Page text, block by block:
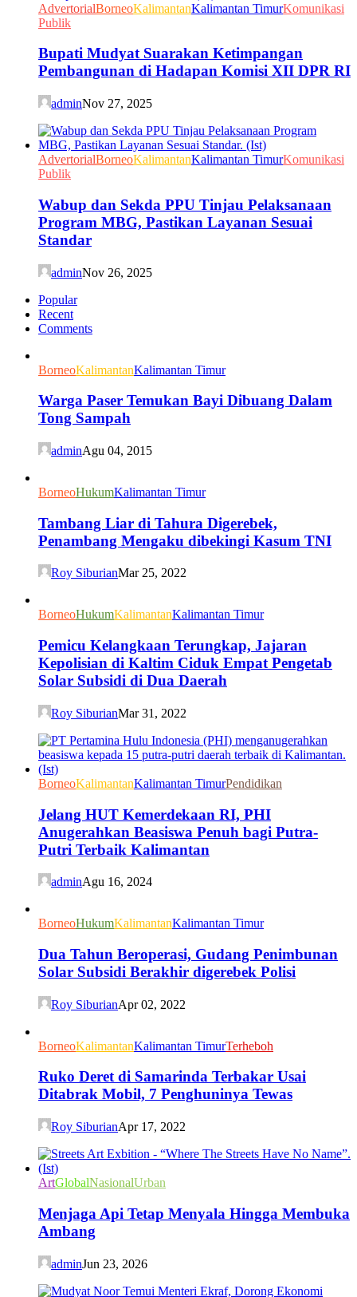
AdvertorialBorneoKalimantanKalimantan TimurKomunikasi
Publik
Bupati Mudyat Suarakan Ketimpangan
Pembangunan di Hadapan Komisi XII DPR RI
adminNov 27, 2025
AdvertorialBorneoKalimantanKalimantan TimurKomunikasi
Publik
Wabup dan Sekda PPU Tinjau Pelaksanaan
Program MBG, Pastikan Layanan Sesuai
Standar
adminNov 26, 2025
Popular
Recent
Comments
BorneoKalimantanKalimantan Timur
Warga Paser Temukan Bayi Dibuang Dalam
Tong Sampah
adminAgu 04, 2015
BorneoHukumKalimantan Timur
Tambang Liar di Tahura Digerebek,
Penambang Mengaku dibekingi Kasum TNI
Roy SiburianMar 25, 2022
BorneoHukumKalimantanKalimantan Timur
Pemicu Kelangkaan Terungkap, Jajaran
Kepolisian di Kaltim Ciduk Empat Pengetab
Solar Subsidi di Dua Daerah
Roy SiburianMar 31, 2022
BorneoKalimantanKalimantan TimurPendidikan
Jelang HUT Kemerdekaan RI, PHI
Anugerahkan Beasiswa Penuh bagi Putra-
Putri Terbaik Kalimantan
adminAgu 16, 2024
BorneoHukumKalimantanKalimantan Timur
Dua Tahun Beroperasi, Gudang Penimbunan
Solar Subsidi Berakhir digerebek Polisi
Roy SiburianApr 02, 2022
BorneoKalimantanKalimantan TimurTerheboh
Ruko Deret di Samarinda Terbakar Usai
Ditabrak Mobil, 7 Penghuninya Tewas
Roy SiburianApr 17, 2022
ArtGlobalNasionalUrban
Menjaga Api Tetap Menyala Hingga Membuka
Ambang
adminJun 23, 2026